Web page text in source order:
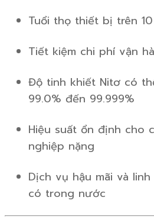
Tuổi thọ thiết bị trên
Tiết kiệm chi phí vận
Độ tinh khiết Nitơ có
99.0% đến 99.999%
Hiệu suất ổn định cho
nghiệp nặng
Dịch vụ hậu mãi và
có trong nước